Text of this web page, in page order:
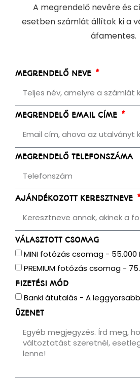
A megrendelő nevére és
esetben számlát állítok ki a
áfamentes.
MEGRENDELŐ NEVE
MEGRENDELŐ EMAIL CÍME
MEGRENDELŐ TELEFONSZÁMA
AJÁNDÉKOZOTT KERESZTNEVE
VÁLASZTOTT CSOMAG
MINI fotózás csomag -
PREMIUM fotózás csomag -
FIZETÉSI MÓD
Banki átutalás - A
ÜZENET